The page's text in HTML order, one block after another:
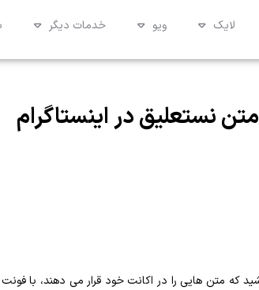
لایک ویو خدمات دیگر
نستعلیق در اینستاگرام
که متن‌ هایی را در اکانت خود قرار می‌ دهند، با